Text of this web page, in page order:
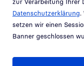
Datenschutzerklärung.
setzen wir einen
Banner geschlossen
Link in neuem